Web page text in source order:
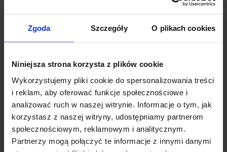
Zgoda Szczegóły O plikach cookies
Niniejsza strona korzysta z plików cookie
Wykorzystujemy pliki cookie do spersonalizowania treści
i reklam, aby oferować funkcje społecznościowe i
analizować ruch w naszej witrynie. Informacje o tym, jak
korzystasz z naszej witryny, udostępniamy partnerom
społecznościowym, reklamowym i analitycznym.
Partnerzy mogą połączyć te informacje z innymi danymi
Podobne produkty